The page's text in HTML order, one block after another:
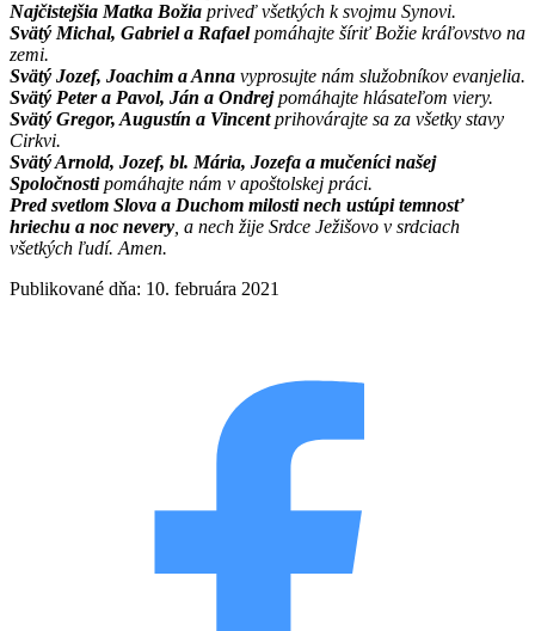
Najčistejšia Matka Božia priveď všetkých k svojmu Synovi.
Svätý Michal, Gabriel a Rafaelpomáhajte šíriť Božie kráľovstvo na
zemi.
Svätý Jozef, Joachim a Anna vyprosujte nám služobníkov evanjelia.
Svätý Peter a Pavol, Ján a Ondrejpomáhajte hlásateľom viery.
Svätý Gregor, Augustín a Vincentprihovárajte sa za všetky stavy
Cirkvi.
Svätý Arnold, Jozef, bl. Mária, Jozefa a mučeníci našej
Spoločnostipomáhajte nám v apoštolskej práci.
Pred svetlom Slova a Duchom milosti nech ustúpi temnosť
hriechu a noc nevery , a nech žije Srdce Ježišovo v srdciach
všetkých ľudí. Amen.
Publikované dňa: 10. februára 2021